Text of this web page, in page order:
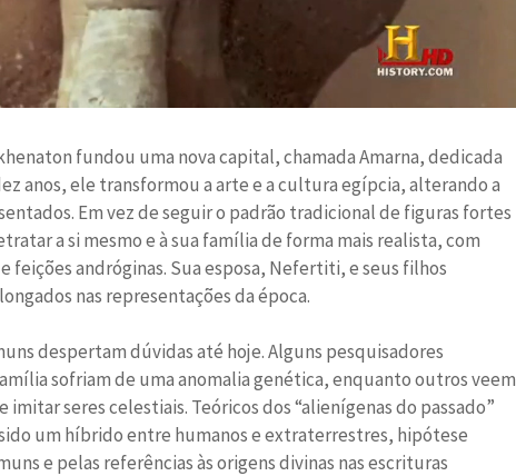
fundou uma nova capital, chamada Amarna, dedicada
anos, ele transformou a arte e a cultura egípcia, alterando a
Em vez de seguir o padrão tradicional de figuras fortes
a si mesmo e à sua família de forma mais realista, com
feições andróginas. Sua esposa, Nefertiti, e seus filhos
nas representações da época.
despertam dúvidas até hoje. Alguns pesquisadores
sofriam de uma anomalia genética, enquanto outros veem
seres celestiais. Teóricos dos “alienígenas do passado”
um híbrido entre humanos e extraterrestres, hipótese
e pelas referências às origens divinas nas escrituras